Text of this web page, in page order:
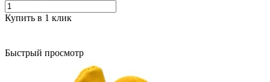
Купить в 1 клик
Быстрый просмотр